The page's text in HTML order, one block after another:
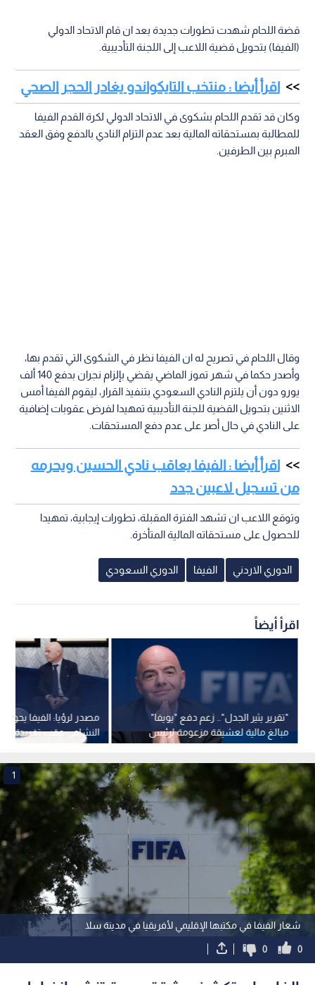
قضة اللحام شهدت تطورات جديدة بعد ان قام الاتحاد الدولي
(الفيفا) بتحويل قضية اللاعب إلى اللجنة التأديبية.
اقرأ أيضا : منتخب التايكواندو يغادر الحجر الصحي
وكان قد تقدم اللحام بشكوى في الاتحاد الدولي لكرة القدم الفيفا
للمطالبة بمستحقاته المالية بعد عدم التزام النادي بالدفع وفق العقد
المبرم بين الطرفين.
وقال اللحام في تصريح له ان الفيفا نظر في الشكوى التي تقدم بها،
وأصدر حكما في شهر تموز الماضي يقضي بإلزام نجران بدفع 140 ألف
يورو دون أن يلتزم النادي السعودي بتنفيذ القرار، ليقوم الفيفا أمس
الاثنين بتحويل القضية للجنة التأديبية تمهيدا لفرض عقوبات إضافية
على النادي في حال أصر على عدم دفع المستحقات.
اقرأ أيضا : الفيفا يعاقب نادي الحسين ويحرمه
من تسجيل لاعبين جدد
وتوقع اللاعب ان تشهد الفترة المقبلة، تطورات إيجابية، تمهيدا
للحصول على مستحقاته المالية المتأخرة.
الدوري الاردني الفيفا الدوري السعودي
اقرأ أيضاً
مصدر لرؤيا: الفيفا
النشامى عقب تغريدة
"تقرير يثير الجدل".. زعم دفع "يويفا"
مبالغ مالية لعشيقة مزعومة لرئيس
"فيفا" جياني إنفانتينو
شعار الفيفا في مكتبها الإقليمي لأفريقيا في مدينة سلا
1
0
0